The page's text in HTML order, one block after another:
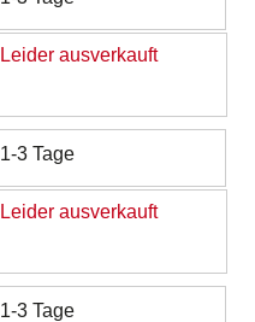
Leider ausverkauft
1-3 Tage
Leider ausverkauft
1-3 Tage